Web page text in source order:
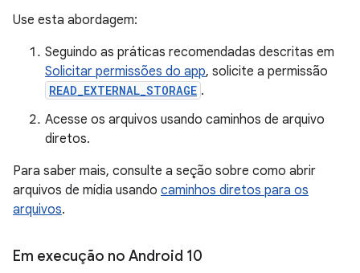
Use esta abordagem:
Seguindo as práticas recomendadas descritas em
Solicitar permissões do app, solicite a permissão
READ_EXTERNAL_STORAGE .
Acesse os arquivos usando caminhos de arquivo
diretos.
Para saber mais, consulte a seção sobre como abrir
arquivos de mídia usando caminhos diretos para os
arquivos.
Em execução no Android 10